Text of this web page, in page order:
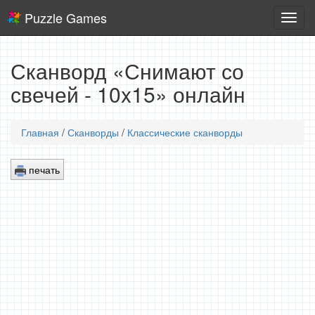
игры
Puzzle Games
Сканворд «Снимают со
свечей - 10x15» онлайн
Главная / Сканворды / Классические сканворды
печать